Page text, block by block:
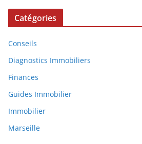
Catégories
Conseils
Diagnostics Immobiliers
Finances
Guides Immobilier
Immobilier
Marseille